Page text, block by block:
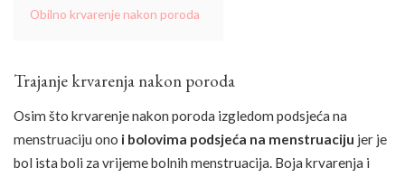
Obilno krvarenje nakon poroda
Trajanje krvarenja nakon poroda
Osim što krvarenje nakon poroda izgledom podsjeća na
menstruaciju ono i bolovima podsjeća na menstruaciju jer je
bol ista boli za vrijeme bolnih menstruacija. Boja krvarenja i